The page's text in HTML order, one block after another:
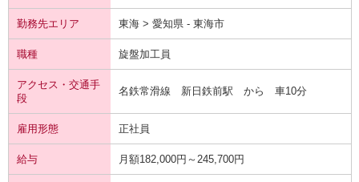
勤務先エリア 東海 > 愛知県 - 東海市
職種 旋盤加工員
アクセス・交通手
段
名鉄常滑線 新日鉄前駅 から 車10分
雇用形態 正社員
給与 月額182,000円～245,700円